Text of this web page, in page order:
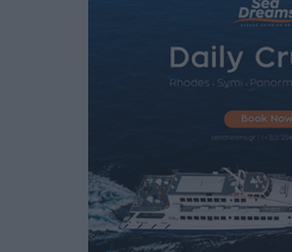
Ακαθάριστα οικόπεδα: Τι
ποιος πληρώνει τον
από Γερμανούς
Ειδήσεις• πριν 3 ώρες